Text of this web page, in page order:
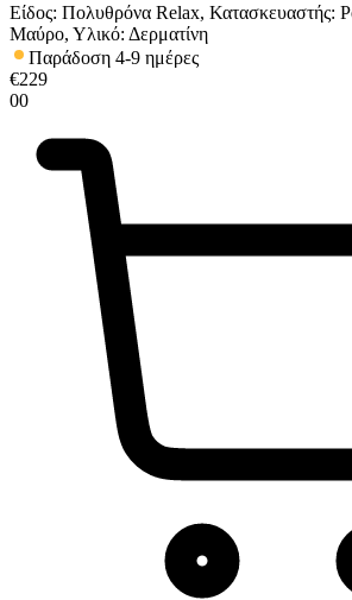
Είδος: Πολυθρόνα Relax, Κατασκευαστής:
Μαύρο, Υλικό: Δερματίνη
Παράδοση 4-9 ημέρες
€229
00